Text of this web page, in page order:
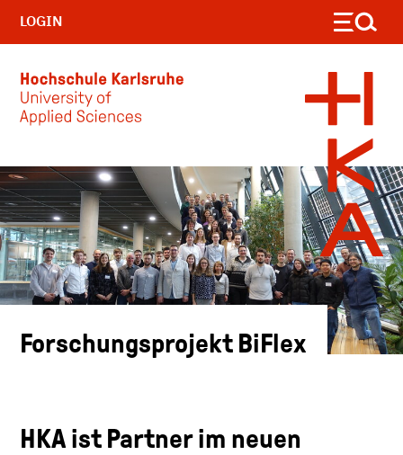
Skip to main content
LOGIN
Forschungsprojekt BiFlex
HKA ist Partner im neuen